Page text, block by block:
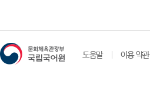
도움말 이용 약관